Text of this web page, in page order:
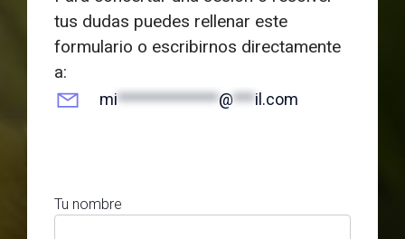
tus dudas puedes rellenar este
formulario o escribirnos directamente
a:
mi**************@***il.com
Tu nombre